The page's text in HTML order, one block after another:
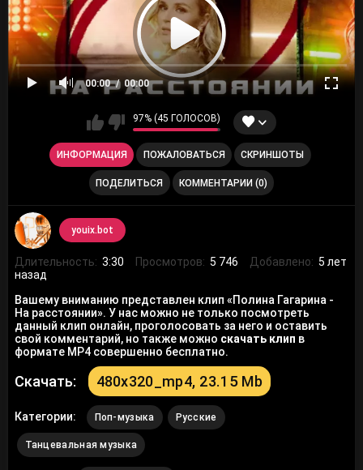
00:00 00:00
97% (45 ГОЛОСОВ)
ИНФОРМАЦИЯ ПОЖАЛОВАТЬСЯ СКРИНШОТЫ
ПОДЕЛИТЬСЯ КОММЕНТАРИИ (0)
youix.bot
Длительность: 3:30 Просмотров: 5 746 Добавлено: 5 лет
назад
Вашему вниманию представлен клип «Полина Гагарина -
На расстоянии». У нас можно не только посмотреть
данный клип онлайн, проголосовать за него и оставить
свой комментарий, но также можно скачать клип в
формате MP4 совершенно бесплатно.
Скачать: 480x320_mp4, 23.15 Mb
Категории: Поп-музыка Русские
Танцевальная музыка